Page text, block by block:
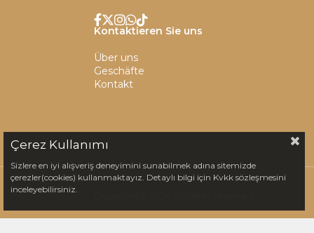
Kontaktieren Sie uns
Über uns
Geschäfte
Kontakt
Çerez Kullanımı
Sizlere en iyi alışveriş deneyimini sunabilmek adına sitemizde
çerezler(cookies) kullanmaktayız. Detaylı bilgi için Kvkk sözleşmesini
inceleyebilirsiniz.